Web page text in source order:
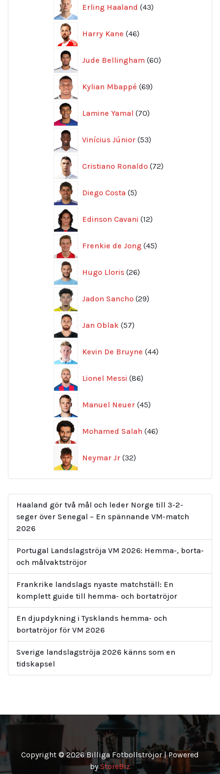
Erling Haaland 43
produkter
Harry Kane 46
produkter
Jude Bellingham 60
produkter
Kylian Mbappé 69
produkter
Lamine Yamal 70
produkter
Vinícius Júnior 53
produkter
Cristiano Ronaldo 72
produkter
Diego Costa 5
produkter
Edinson Cavani 12
produkter
Frenkie de Jong 45
produkter
Hugo Lloris 26
produkter
Jadon Sancho 29
produkter
Jan Oblak 57
produkter
Kevin De Bruyne 44
produkter
Lionel Messi 86
produkter
Manuel Neuer 45
produkter
Mohamed Salah 46
produkter
Neymar Jr 32
produkter
Haaland gör två mål och leder Norge till 3-2-
seger över Senegal – En spännande VM-match
2026
Portugal Landslagströja VM 2026: Hemma-, borta-
och målvaktströjor
Frankrike landslags nyaste matchställ: En
komplett guide till hemma- och bortatröjor
En djupdykning i Tysklands hemma- och
bortatröjor för VM 2026
Sverige landslagströja 2026 känns som en
tidskapsel
Copyright © 2026 Billiga Fotbollströjor | Powered
byStoreBiz